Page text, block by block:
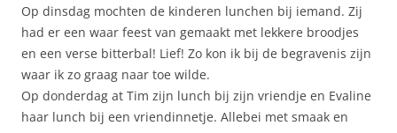
Op dinsdag mochten de kinderen lunchen bij iemand. Zij
had er een waar feest van gemaakt met lekkere broodjes
en een verse bitterbal! Lief! Zo kon ik bij de begravenis zijn
waar ik zo graag naar toe wilde.
Op donderdag at Tim zijn lunch bij zijn vriendje en Evaline
haar lunch bij een vriendinnetje. Allebei met smaak en